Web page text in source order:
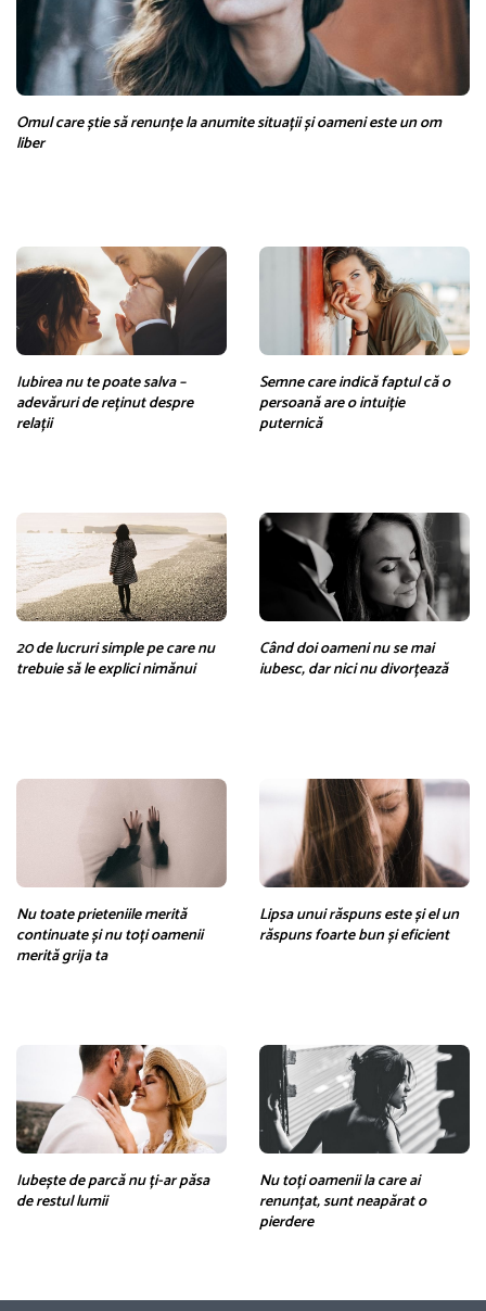
Omul care știe să renunțe la anumite situații și oameni este un om
liber
Iubirea nu te poate salva –
adevăruri de reținut despre
relații
Semne care indică faptul că o
persoană are o intuiție
puternică
20 de lucruri simple pe care nu
trebuie să le explici nimănui
Când doi oameni nu se mai
iubesc, dar nici nu divorțează
Nu toate prieteniile merită
continuate și nu toți oamenii
merită grija ta
Lipsa unui răspuns este și el un
răspuns foarte bun și eficient
Iubește de parcă nu ți-ar păsa
de restul lumii
Nu toți oamenii la care ai
renunțat, sunt neapărat o
pierdere